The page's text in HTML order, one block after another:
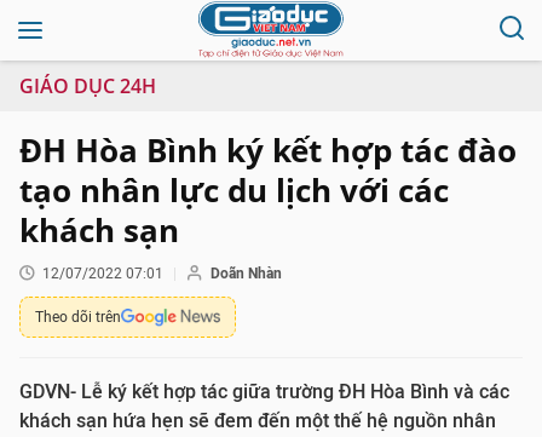
GIÁO DỤC 24H
ĐH Hòa Bình ký kết hợp tác đào
tạo nhân lực du lịch với các
khách sạn
12/07/2022 07:01 Doãn Nhàn
Theo dõi trên
GDVN- Lễ ký kết hợp tác giữa trường ĐH Hòa Bình và các
khách sạn hứa hẹn sẽ đem đến một thế hệ nguồn nhân